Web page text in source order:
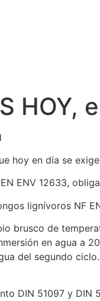
HOY,
hoy en día se
ENV 12633,
lignívoros NF
brusco de
en agua a
del segundo
DIN 51097 y